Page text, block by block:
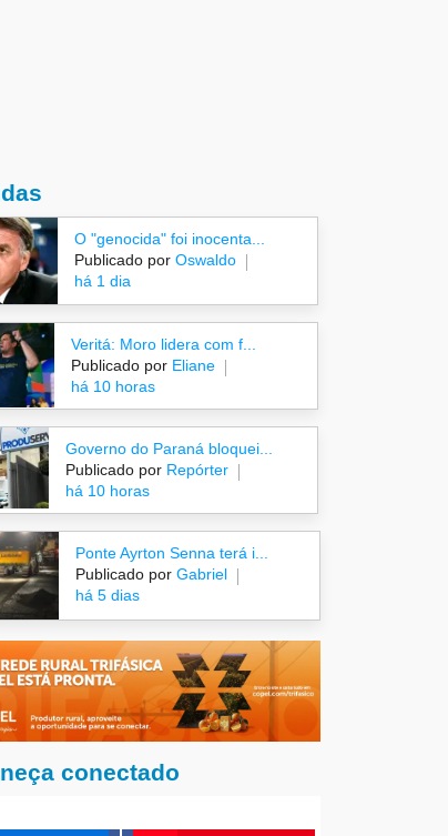
O "genocida" foi inocenta...
Publicado porOswaldo
há 1 dia
Veritá: Moro lidera com f...
Publicado porEliane
há 10 horas
Governo do Paraná bloquei...
Publicado porRepórter
há 10 horas
Ponte Ayrton Senna terá i...
Publicado por Gabriel
há 5 dias
conectado